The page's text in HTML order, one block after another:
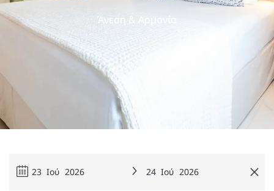
Άνεση & Αρμονία
23 Ιού 2026 24 Ιού 2026